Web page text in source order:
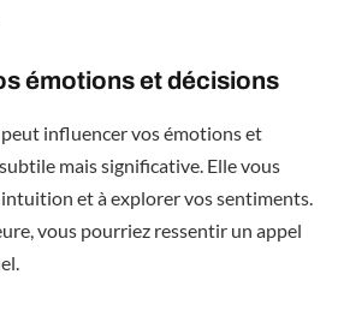
émotions et décisions
influencer vos émotions et
mais significative. Elle vous
et à explorer vos sentiments.
vous pourriez ressentir un appel